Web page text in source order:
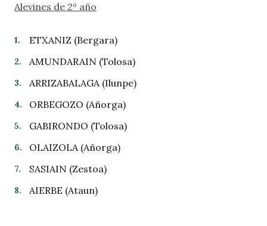
Alevines de 2º año
ETXANIZ (Bergara)
AMUNDARAIN (Tolosa)
ARRIZABALAGA (Ilunpe)
ORBEGOZO (Añorga)
GABIRONDO (Tolosa)
OLAIZOLA (Añorga)
SASIAIN (Zestoa)
AIERBE (Ataun)